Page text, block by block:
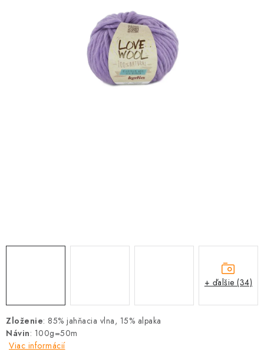
Zloženie: 85% jahňacia vlna, 15% alpaka
Návin: 100g=50m
Viac informácií
+ ďalšie (34)